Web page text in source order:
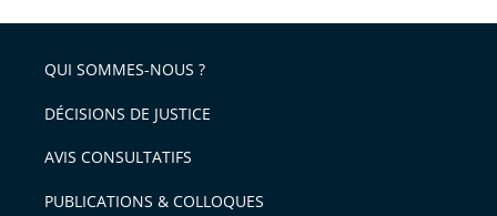
QUI SOMMES-NOUS ?
DÉCISIONS DE JUSTICE
AVIS CONSULTATIFS
PUBLICATIONS & COLLOQUES